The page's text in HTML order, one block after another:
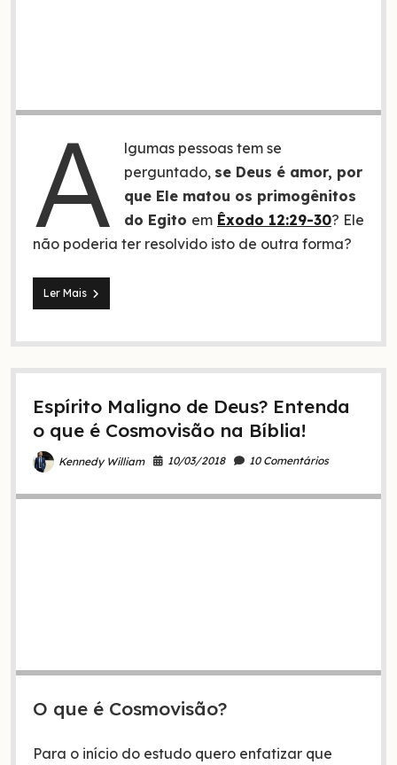
A
lgumas pessoas tem se
perguntado, se Deus é amor, por
que Ele matou os primogênitos
do Egito em Êxodo 12:29-30? Ele
não poderia ter resolvido isto de outra forma?
Ler MaisEntenda
por
Deus
os
do
Espírito Maligno de Deus? Entenda
o que é Cosmovisão na Bíblia!
Kennedy William 10/03/2018 10 Comentários
O que é Cosmovisão?
Para o início do estudo quero enfatizar que